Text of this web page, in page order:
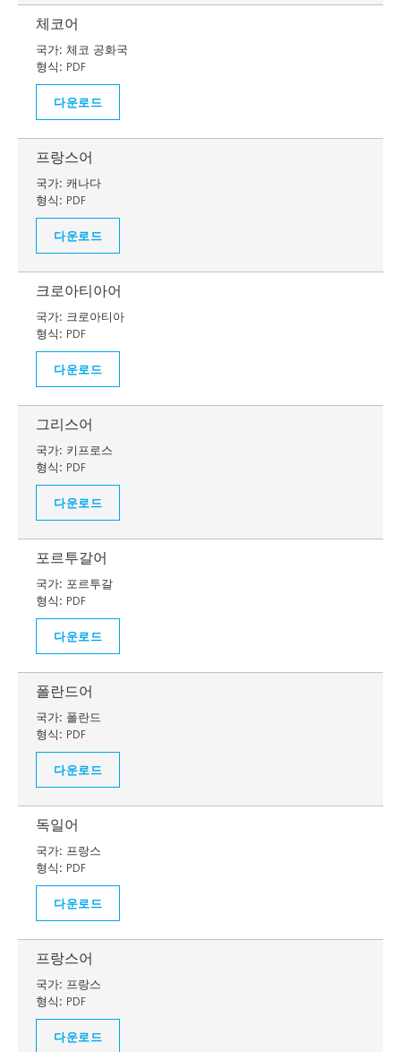
체코어
국가: 체코 공화국
형식: PDF
다운로드
프랑스어
국가: 캐나다
형식: PDF
다운로드
크로아티아어
국가: 크로아티아
형식: PDF
다운로드
그리스어
국가: 키프로스
형식: PDF
다운로드
포르투갈어
국가: 포르투갈
형식: PDF
다운로드
폴란드어
국가: 폴란드
형식: PDF
다운로드
독일어
국가: 프랑스
형식: PDF
다운로드
프랑스어
국가: 프랑스
형식: PDF
다운로드